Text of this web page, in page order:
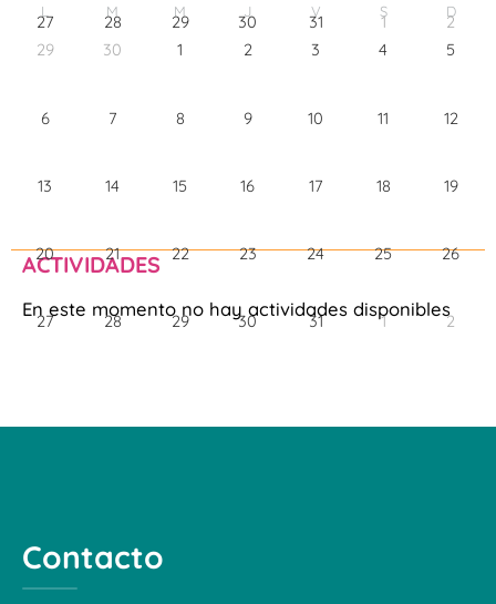
27 28 29 30 31 1 2
L M M J V S D
29 30 1 2 3 4 5
6 7 8 9 10 11 12
13 14 15 16 17 18 19
20 21 22 23 24 25 26
27 28 29 30 31 1 2
ACTIVIDADES
En este momento no hay actividades disponibles
Contacto